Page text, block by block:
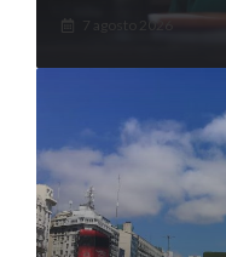
7 agosto 2026